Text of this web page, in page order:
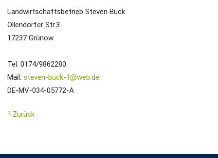
Landwirtschaftsbetrieb Steven Buck
Ollendorfer Str.3
17237 Grünow
Tel. 0174/9862280
Mail: steven-buck-1@web.de
DE-MV-034-05772-A
Zurück